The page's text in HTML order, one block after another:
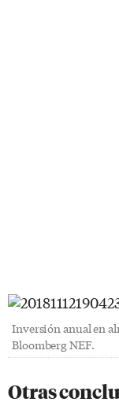
Inversión anual en
Bloomberg NEF.
Otras